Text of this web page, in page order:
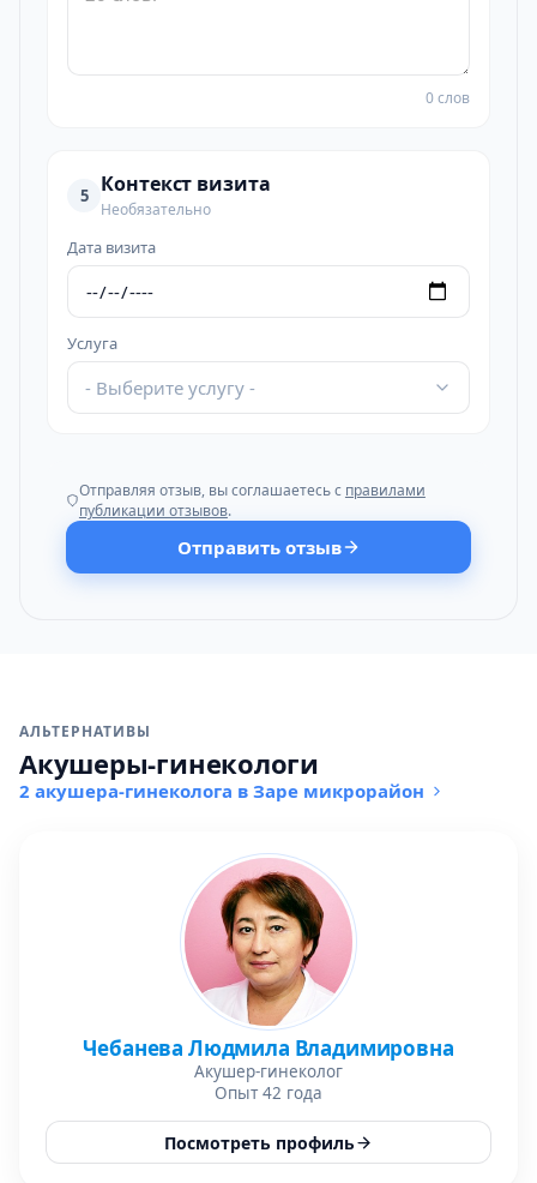
0 слов
5 Контекст визита
Необязательно
Дата визита
Услуга
- Выберите услугу -
Отправляя отзыв, вы соглашаетесь с правилами
публикации отзывов.
Отправить отзыв
АЛЬТЕРНАТИВЫ
Акушеры-гинекологи
2 акушера-гинеколога в Заре микрорайон
Чебанева Людмила Владимировна
Акушер-гинеколог
Опыт 42 года
Посмотреть профиль